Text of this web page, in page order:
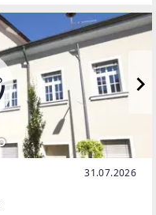
31.07.2026